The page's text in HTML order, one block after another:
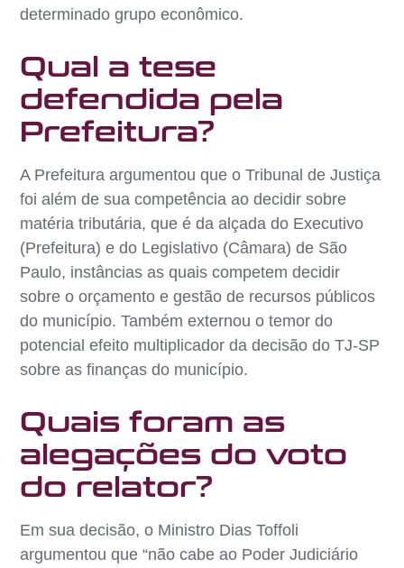
determinado grupo econômico.
Qual a tese
defendida pela
Prefeitura?
A Prefeitura argumentou que o Tribunal de Justiça
foi além de sua competência ao decidir sobre
matéria tributária, que é da alçada do Executivo
(Prefeitura) e do Legislativo (Câmara) de São
Paulo, instâncias as quais competem decidir
sobre o orçamento e gestão de recursos públicos
do município. Também externou o temor do
potencial efeito multiplicador da decisão do TJ-SP
sobre as finanças do município.
Quais foram as
alegações do voto
do relator?
Em sua decisão, o Ministro Dias Toffoli
argumentou que “não cabe ao Poder Judiciário